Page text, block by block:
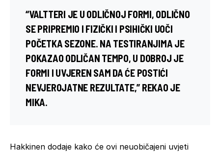
“VALTTERI JE U ODLIČNOJ FORMI, ODLIČNO
SE PRIPREMIO I FIZIČKI I PSIHIČKI UOČI
POČETKA SEZONE. NA TESTIRANJIMA JE
POKAZAO ODLIČAN TEMPO, U DOBROJ JE
FORMI I UVJEREN SAM DA ĆE POSTIĆI
NEVJEROJATNE REZULTATE,” REKAO JE
MIKA.
Hakkinen dodaje kako će ovi neuobičajeni uvjeti